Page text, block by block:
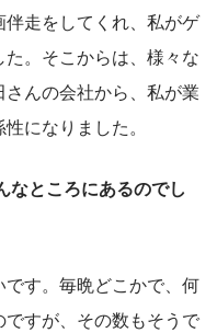
走をしてくれ、私がゲ
。そこからは、様々な
んの会社から、私が業
になりました。
なところにあるのでし
す。毎晩どこかで、何
すが、その数もそうで